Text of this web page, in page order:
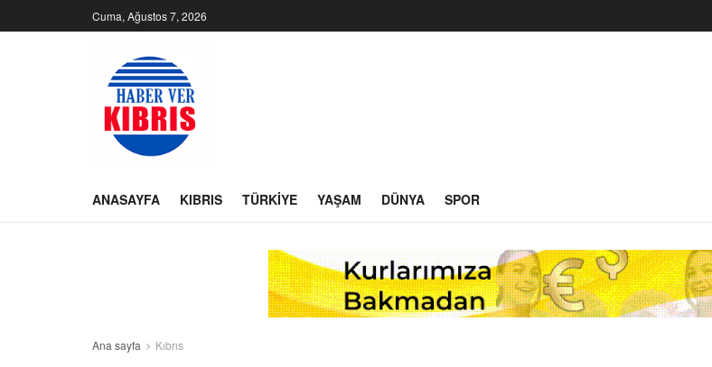
Cuma, Ağustos 7, 2026
ANASAYFA KIBRIS TÜRKIYE YAŞAM DÜNYA SPOR
Ana sayfa Kıbrıs